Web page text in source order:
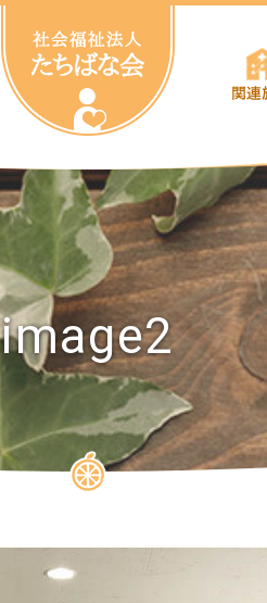
image2